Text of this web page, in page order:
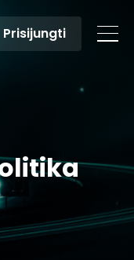
Prisijungti